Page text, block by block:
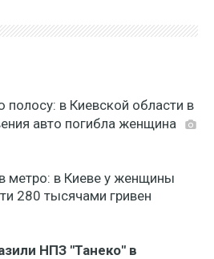
полосу: в Киевской области в
авто погибла женщина
метро: в Киеве у женщины
280 тысячами гривен
НПЗ "Танеко" в